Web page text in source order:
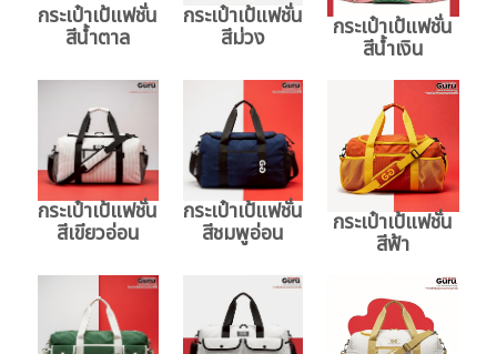
กระเป๋าเป้แฟชั่น
สีน้ำตาล
กระเป๋าเป้แฟชั่น
สีม่วง กระเป๋าเป้แฟชั่น
สีน้ำเงิน
กระเป๋าเป้แฟชั่น
สีเขียวอ่อน
กระเป๋าเป้แฟชั่น
สีชมพูอ่อน กระเป๋าเป้แฟชั่น
สีฟ้า